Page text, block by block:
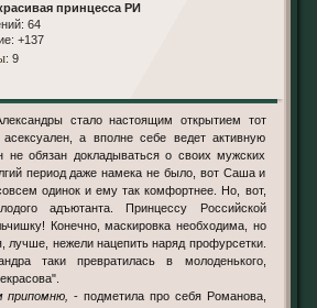
принцесса РИ
64
+137
: 9
а вполне себе ведет активную
не обязан докладываться о своих мужских
период даже намека не было, вот Саша и
одинок и ему так комфортнее. Но, вот,
адъютанта. Принцессу Российской
Конечно, маскировка необходима, но
лучше, нежели нацепить наряд профурсетки.
таки превратилась в молоденького,
припомню,
- подметила про себя Романова,